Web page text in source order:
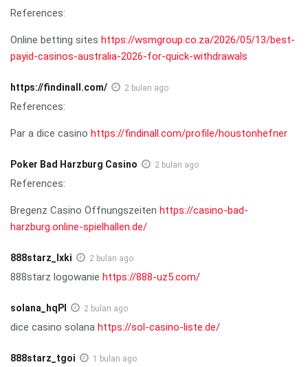
References:
Online betting sites https://wsmgroup.co.za/2026/05/13/best-
payid-casinos-australia-2026-for-quick-withdrawals
https://findinall.com/ 2 bulan ago
References:
Par a dice casino https://findinall.com/profile/houstonhefner
Poker Bad Harzburg Casino 2 bulan ago
References:
Bregenz Casino Öffnungszeiten https://casino-bad-
harzburg.online-spielhallen.de/
888starz_lxki 2 bulan ago
888starz logowanie https://888-uz5.com/
solana_hqPl 2 bulan ago
dice casino solana https://sol-casino-liste.de/
888starz_tgoi 1 bulan ago